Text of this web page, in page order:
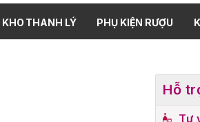
KHO THANH LÝ PHỤ KIỆN RƯỢU
Hỗ
Tư